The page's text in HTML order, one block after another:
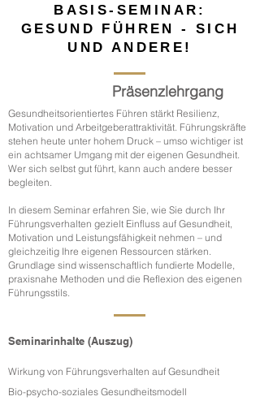
BASIS-SEMINAR:
GESUND FÜHREN - SICH
UND ANDERE!
Präsenzlehrgang
Gesundheitsorientiertes Führen stärkt Resilienz,
Motivation und Arbeitgeberattraktivität. Führungskräfte
stehen heute unter hohem Druck – umso wichtiger ist
ein achtsamer Umgang mit der eigenen Gesundheit.
Wer sich selbst gut führt, kann auch andere besser
begleiten.
In diesem Seminar erfahren Sie, wie Sie durch Ihr
Führungsverhalten gezielt Einfluss auf Gesundheit,
Motivation und Leistungsfähigkeit nehmen – und
gleichzeitig Ihre eigenen Ressourcen stärken.
Grundlage sind wissenschaftlich fundierte Modelle,
praxisnahe Methoden und die Reflexion des eigenen
Führungsstils.
Seminarinhalte (Auszug)
Wirkung von Führungsverhalten auf Gesundheit
Bio-psycho-soziales Gesundheitsmodell